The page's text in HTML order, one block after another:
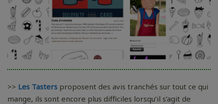
>> Les Tasters proposent des avis tranchés sur tout ce qui
mange, ils sont encore plus difficiles lorsqu’il s’agit de